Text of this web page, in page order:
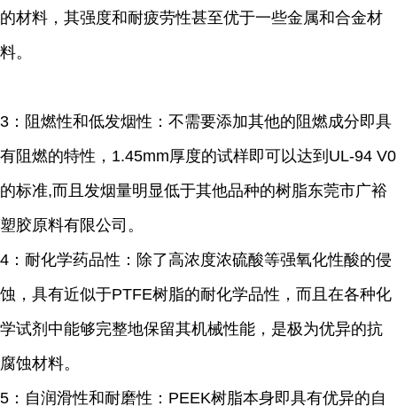
的材料，其强度和耐疲劳性甚至优于一些金属和合金材
料。
3：阻燃性和低发烟性：不需要添加其他的阻燃成分即具
有阻燃的特性，1.45mm厚度的试样即可以达到UL-94 V0
的标准,而且发烟量明显低于其他品种的树脂东莞市广裕
塑胶原料有限公司。
4：耐化学药品性：除了高浓度浓硫酸等强氧化性酸的侵
蚀，具有近似于PTFE树脂的耐化学品性，而且在各种化
学试剂中能够完整地保留其机械性能，是极为优异的抗
腐蚀材料。
5：自润滑性和耐磨性：PEEK树脂本身即具有优异的自